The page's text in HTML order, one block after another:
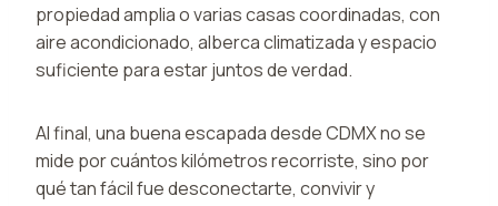
propiedad amplia o varias casas coordinadas, con
aire acondicionado, alberca climatizada y espacio
suficiente para estar juntos de verdad.
Al final, una buena escapada desde CDMX no se
mide por cuántos kilómetros recorriste, sino por
qué tan fácil fue desconectarte, convivir y